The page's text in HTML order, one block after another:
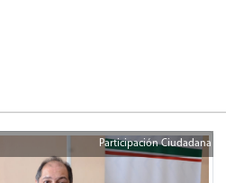
Participación Ciudadana